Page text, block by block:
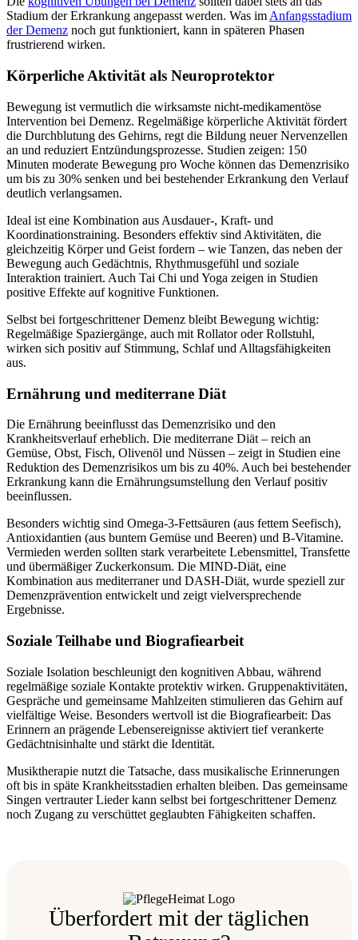
Stadium der Erkrankung angepasst werden. Was imAnfangsstadium
der Demenz noch gut funktioniert, kann in späteren Phasen
frustrierend wirken.
Körperliche Aktivität als Neuroprotektor
Bewegung ist vermutlich die wirksamste nicht-medikamentöse
Intervention bei Demenz. Regelmäßige körperliche Aktivität fördert
die Durchblutung des Gehirns, regt die Bildung neuer Nervenzellen
an und reduziert Entzündungsprozesse. Studien zeigen: 150
Minuten moderate Bewegung pro Woche können das Demenzrisiko
um bis zu 30% senken und bei bestehender Erkrankung den Verlauf
deutlich verlangsamen.
Ideal ist eine Kombination aus Ausdauer-, Kraft- und
Koordinationstraining. Besonders effektiv sind Aktivitäten, die
gleichzeitig Körper und Geist fordern – wie Tanzen, das neben der
Bewegung auch Gedächtnis, Rhythmusgefühl und soziale
Interaktion trainiert. Auch Tai Chi und Yoga zeigen in Studien
positive Effekte auf kognitive Funktionen.
Selbst bei fortgeschrittener Demenz bleibt Bewegung wichtig:
Regelmäßige Spaziergänge, auch mit Rollator oder Rollstuhl,
wirken sich positiv auf Stimmung, Schlaf und Alltagsfähigkeiten
aus.
Ernährung und mediterrane Diät
Die Ernährung beeinflusst das Demenzrisiko und den
Krankheitsverlauf erheblich. Die mediterrane Diät – reich an
Gemüse, Obst, Fisch, Olivenöl und Nüssen – zeigt in Studien eine
Reduktion des Demenzrisikos um bis zu 40%. Auch bei bestehender
Erkrankung kann die Ernährungsumstellung den Verlauf positiv
beeinflussen.
Besonders wichtig sind Omega-3-Fettsäuren (aus fettem Seefisch),
Antioxidantien (aus buntem Gemüse und Beeren) und B-Vitamine.
Vermieden werden sollten stark verarbeitete Lebensmittel, Transfette
und übermäßiger Zuckerkonsum. Die MIND-Diät, eine
Kombination aus mediterraner und DASH-Diät, wurde speziell zur
Demenzprävention entwickelt und zeigt vielversprechende
Ergebnisse.
Soziale Teilhabe und Biografiearbeit
Soziale Isolation beschleunigt den kognitiven Abbau, während
regelmäßige soziale Kontakte protektiv wirken. Gruppenaktivitäten,
Gespräche und gemeinsame Mahlzeiten stimulieren das Gehirn auf
vielfältige Weise. Besonders wertvoll ist die Biografiearbeit: Das
Erinnern an prägende Lebensereignisse aktiviert tief verankerte
Gedächtnisinhalte und stärkt die Identität.
Musiktherapie nutzt die Tatsache, dass musikalische Erinnerungen
oft bis in späte Krankheitsstadien erhalten bleiben. Das gemeinsame
Singen vertrauter Lieder kann selbst bei fortgeschrittener Demenz
noch Zugang zu verschüttet geglaubten Fähigkeiten schaffen.
Überfordert mit der täglichen